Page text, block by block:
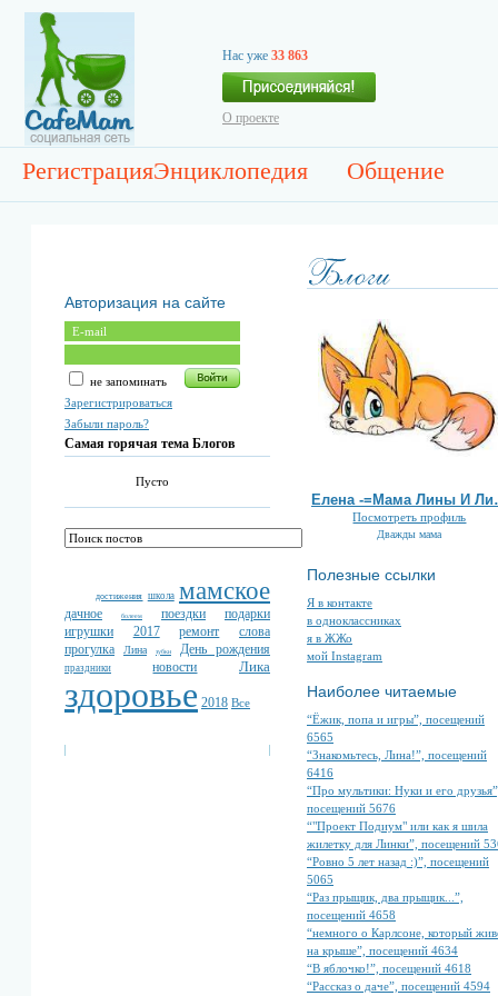
Нас уже 33 863
О проекте
РегистрацияЭнциклопедия Общение
Авторизация на сайте
не запоминать
Зарегистрироваться
Забыли пароль?
Самая горячая тема Блогов
Пусто
достижения школа мамское
дачное болеем поездки
подарки
игрушки
2017 ремонт
слова
прогулка
Лина зубки День рождения
праздники новости Лика
здоровье 2018 Все
Елена -=Мама Лины И
Посмотреть профиль
Дважды мама
Полезные ссылки
Я в контакте
в одноклассниках
я в ЖЖо
мой Instagram
Наиболее читаемые
“Ёжик, попа и игры”, посещений
6565
“Знакомьтесь, Лина!”, посещений
6416
“Про мультики: Нуки и его
посещений 5676
“"Проект Подиум" или как я шила
жилетку для Линки”, посещений
“Ровно 5 лет назад :)”, посещений
5065
“Раз прыщик, два прыщик...”,
посещений 4658
“немного о Карлсоне, который
на крыше”, посещений 4634
“В яблочко!”, посещений 4618
“Рассказ о даче”, посещений 4594